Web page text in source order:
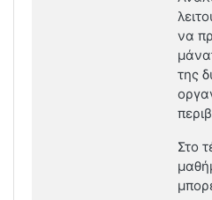
να
της
Στο